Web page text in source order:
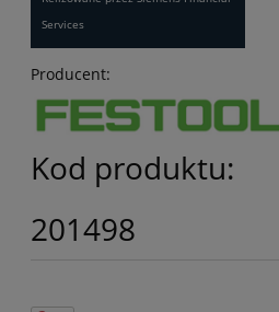
Services
Producent:
Kod produktu:
201498